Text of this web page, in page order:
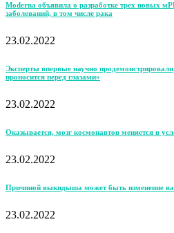
Moderna объявила о разработке трех новых
заболеваний, в том числе рака
23.02.2022
Эксперты впервые научно
проносится перед глазами»
23.02.2022
Оказывается, мозг космонавтов меняется в
23.02.2022
Причиной выкидыша может быть изменение
23.02.2022